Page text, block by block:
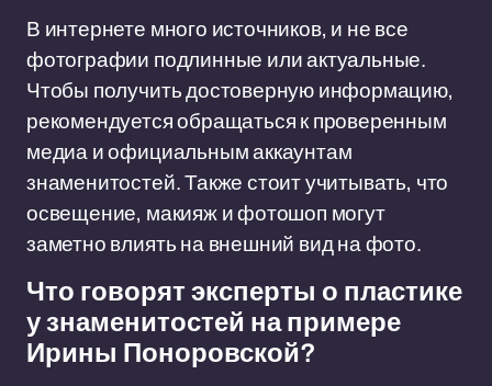
В интернете много источников, и не все
фотографии подлинные или актуальные.
Чтобы получить достоверную информацию,
рекомендуется обращаться к проверенным
медиа и официальным аккаунтам
знаменитостей. Также стоит учитывать, что
освещение, макияж и фотошоп могут
заметно влиять на внешний вид на фото.
Что говорят эксперты о пластике
у знаменитостей на примере
Ирины Поноровской?